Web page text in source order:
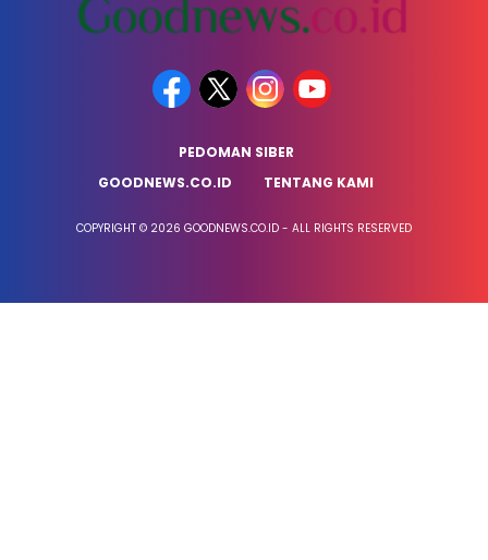
PEDOMAN SIBER
GOODNEWS.CO.ID
TENTANG KAMI
COPYRIGHT © 2026 GOODNEWS.CO.ID - ALL RIGHTS RESERVED